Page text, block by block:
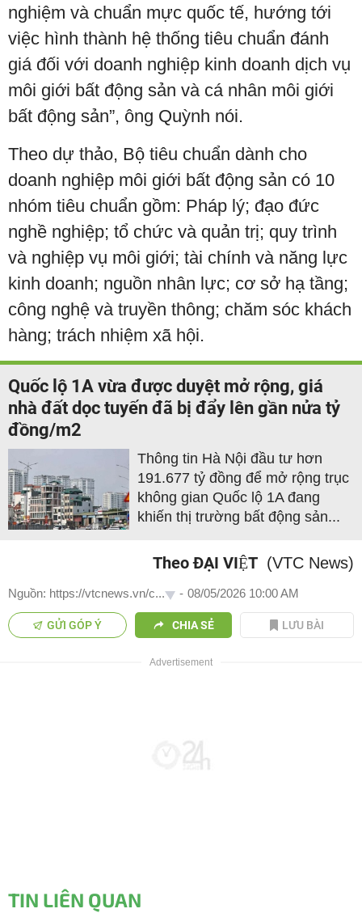
nghiệm và chuẩn mực quốc tế, hướng tới
việc hình thành hệ thống tiêu chuẩn đánh
giá đối với doanh nghiệp kinh doanh dịch vụ
môi giới bất động sản và cá nhân môi giới
bất động sản”, ông Quỳnh nói.
Theo dự thảo, Bộ tiêu chuẩn dành cho
doanh nghiệp môi giới bất động sản có 10
nhóm tiêu chuẩn gồm: Pháp lý; đạo đức
nghề nghiệp; tổ chức và quản trị; quy trình
và nghiệp vụ môi giới; tài chính và năng lực
kinh doanh; nguồn nhân lực; cơ sở hạ tầng;
công nghệ và truyền thông; chăm sóc khách
hàng; trách nhiệm xã hội.
Quốc lộ 1A vừa được duyệt mở rộng, giá
nhà đất dọc tuyến đã bị đẩy lên gần nửa tỷ
đồng/m2
Thông tin Hà Nội đầu tư hơn
191.677 tỷ đồng để mở rộng trục
không gian Quốc lộ 1A đang
khiến thị trường bất động sản...
Theo ĐẠI VIỆT (VTC News)
Nguồn: https://vtcnews.vn/c... - 08/05/2026 10:00 AM
GỬI GÓP Ý CHIA SẺ LƯU BÀI
TIN LIÊN QUAN